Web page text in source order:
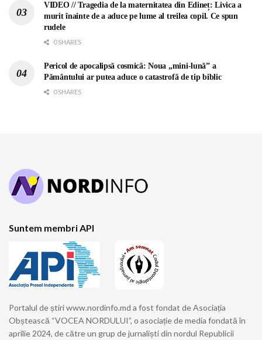
VIDEO // Tragedia de la maternitatea din Edineț: Livica a
murit înainte de a aduce pe lume al treilea copil. Ce spun
rudele
0 SHARES
Pericol de apocalipsă cosmică: Noua „mini-lună” a
Pământului ar putea aduce o catastrofă de tip biblic
0 SHARES
Suntem membri API
Portalul de știri www.nordinfo.md a fost fondat de Asociația
Obștească “VOCEA NORDULUI”, o asociație de media fondată în
aprilie 2024, de către un grup de jurnaliști din nordul Republicii